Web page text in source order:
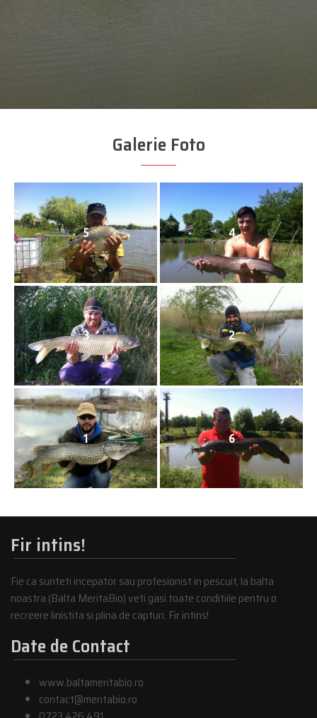
Galerie Foto
5 4
3 2
1 6
Fir intins!
Fie ca sunteti incepator sau profesionist in pescuit, la balta
noastra (Balta MeritaBio) veti gasi toate conditiile pentru o
recreere linistita si plina de capturi. Fir intins!
Date de Contact
www.baltameritabio.ro
contact@meritabio.ro